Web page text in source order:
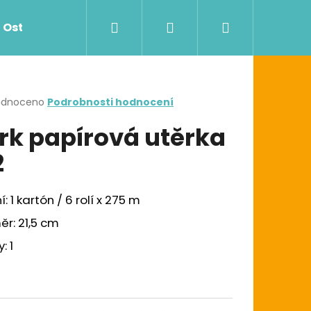
Ostatní Zdravotnictví Dávkovače
Přihlášení
Podrobnosti hodnocení
papírová utěrka
1 kartón / 6 rolí x 275 m
21,5 cm
1
UTĚRKA W1/W2/W3